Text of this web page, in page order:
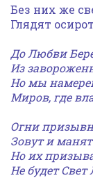
Без них же
Глядят
До Любви
Из
Но мы
Миров, где
Огни
Зовут и манят
Но их
Не будет